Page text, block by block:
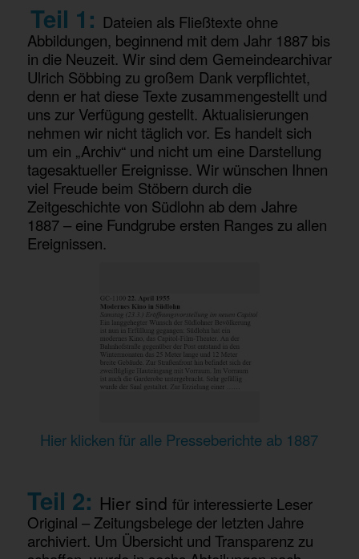
Teil 1: Dateien als Fließtexte ohne
Abbildungen, beginnend mit dem Jahr 1887 bis
in die Neuzeit. Wir sind dem Gemeindearchivar
Ulrich Söbbing zu großem Dank verpflichtet,
denn er hat diese Texte zusammengestellt und
uns zur Verfügung gestellt. Aktualisierungen
nehmen wir nicht täglich vor. Es handelt sich
um ein „Archiv“ und nicht um eine Darstellung
tagesaktueller Ereignisse. Wir wünschen Ihnen
viel Freude beim Stöbern durch die
Zeitgeschichte von Südlohn ab dem Jahre
1887 – eine Fundgrube ersten Ranges zu allen
Ereignissen.
Hier klicken für alle Presseberichte ab 1887
Teil 2: Hier sind für interessierte Leser
Original – Zeitungsbelege der letzten Jahre
archiviert. Um Übersicht und Transparenz zu